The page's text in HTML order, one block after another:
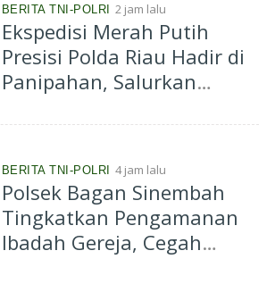
BERITA TNI-POLRI 2 jam lalu
Ekspedisi Merah Putih
Presisi Polda Riau Hadir di
Panipahan, Salurkan
Kesehatan
BERITA TNI-POLRI 4 jam lalu
Polsek Bagan Sinembah
Tingkatkan Pengamanan
Ibadah Gereja, Cegah